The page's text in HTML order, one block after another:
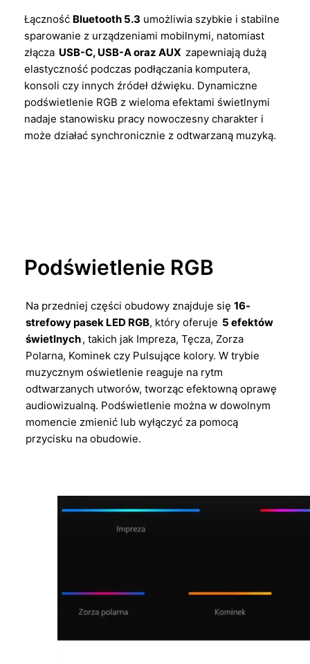
Łączność Bluetooth 5.3 umożliwia szybkie i stabilne
sparowanie z urządzeniami mobilnymi, natomiast
złącza USB-C, USB-A oraz AUX zapewniają dużą
elastyczność podczas podłączania komputera,
konsoli czy innych źródeł dźwięku. Dynamiczne
podświetlenie RGB z wieloma efektami świetlnymi
nadaje stanowisku pracy nowoczesny charakter i
może działać synchronicznie z odtwarzaną muzyką.
Podświetlenie RGB
Na przedniej części obudowy znajduje się 16-
strefowy pasek LED RGB, który oferuje 5 efektów
świetlnych, takich jak Impreza, Tęcza, Zorza
Polarna, Kominek czy Pulsujące kolory. W trybie
muzycznym oświetlenie reaguje na rytm
odtwarzanych utworów, tworząc efektowną oprawę
audiowizualną. Podświetlenie można w dowolnym
momencie zmienić lub wyłączyć za pomocą
przycisku na obudowie.